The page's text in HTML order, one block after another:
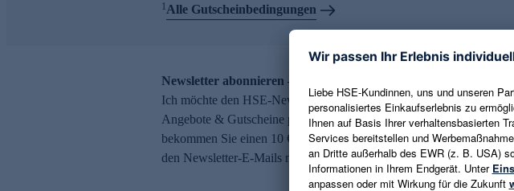
1Alle Gutscheinbedingungen
Newsletter abonnieren – 10 € Gutschein erhalten
Ich möchte den HSE-Newsletter abonnieren und aktuelle Trends,
Angebote & Gutscheine per E-Mail erhalten. Als Dankeschön
bekommen Sie einen 10 € Gutschein. Eine Abmeldung ist jederzeit in
den Newsletter-E-Mails möglich.